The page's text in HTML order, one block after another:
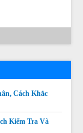
Cách Khắc
Kiểm Tra Và